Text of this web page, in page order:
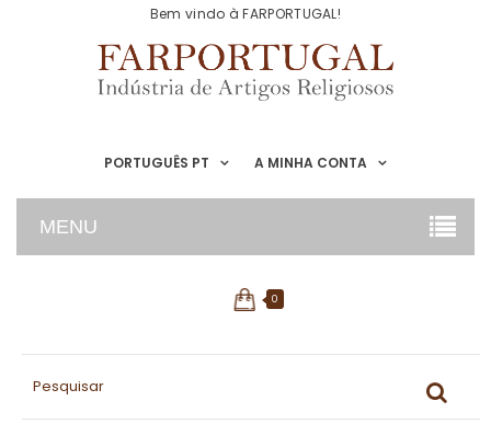
PORTUGUÊS PT
Bem vindo à FARPORTUGAL!
A MINHA CONTA
MENU
0